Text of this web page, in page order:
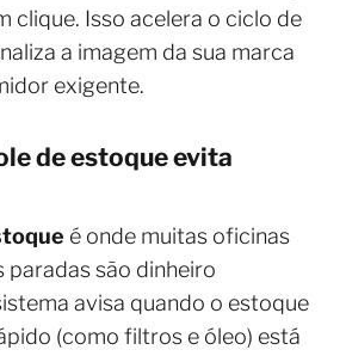
clique. Isso acelera o ciclo de
a imagem da sua marca
exigente.
de estoque evita
é onde muitas oficinas
paradas são dinheiro
avisa quando o estoque
(como filtros e óleo) está